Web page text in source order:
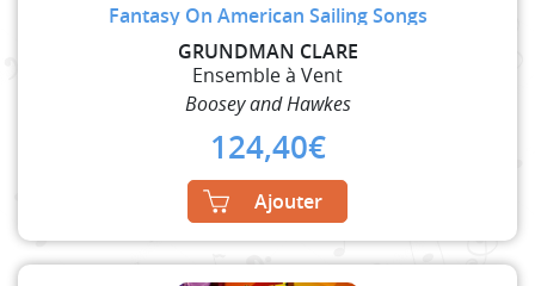
Fantasy On American Sailing Songs
GRUNDMAN CLARE
Ensemble à Vent
Boosey and Hawkes
124,40€
Ajouter